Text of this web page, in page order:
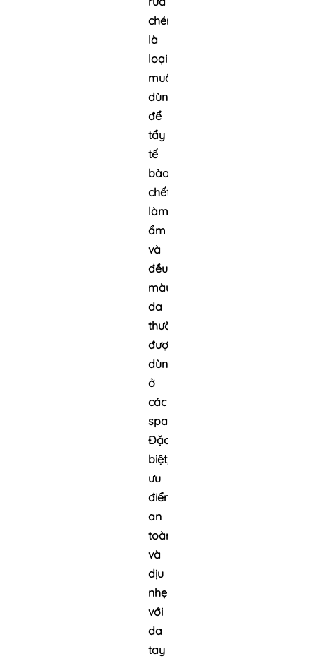
chén
là
loại
muối
dùng
để
tẩy
tế
bào
chết,
làm
ẩm
và
đều
màu
da
thường
được
dùng
ở
các
spa.
Đặc
biệt,
ưu
điểm
an
toàn
và
dịu
nhẹ
với
da
tay